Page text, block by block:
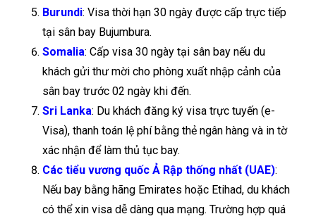
Burundi: Visa thời hạn 30 ngày được cấp trực tiếp
tại sân bay Bujumbura.
Somalia: Cấp visa 30 ngày tại sân bay nếu du
khách gửi thư mời cho phòng xuất nhập cảnh của
sân bay trước 02 ngày khi đến.
Sri Lanka: Du khách đăng ký visa trực tuyến (e-
Visa), thanh toán lệ phí bằng thẻ ngân hàng và in tờ
xác nhận để làm thủ tục bay.
Các tiểu vương quốc Ả Rập thống nhất (UAE):
Nếu bay bằng hãng Emirates hoặc Etihad, du khách
có thể xin visa dễ dàng qua mạng. Trường hợp quá